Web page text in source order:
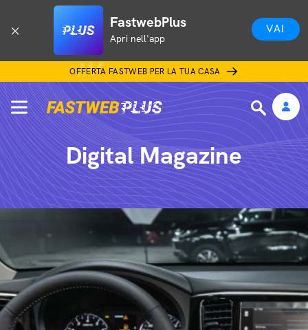
FastwebPlus
Apri nell'app
VAI
OFFERTA FASTWEB PER LA TUA CASA
Digital Magazine